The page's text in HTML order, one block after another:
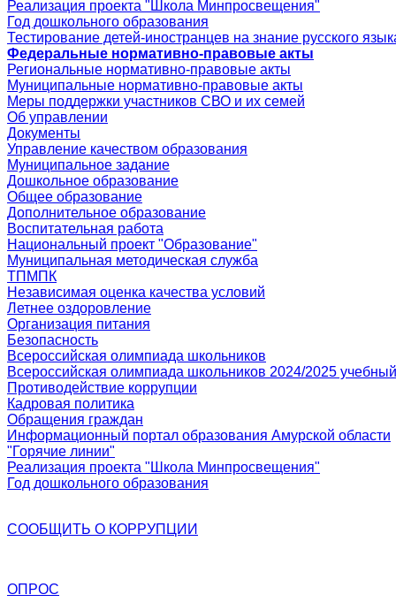
Реализация проекта "Школа Минпросвещения"
Год дошкольного образования
Тестирование детей-иностранцев на знание русского
Федеральные нормативно-правовые акты
Региональные нормативно-правовые акты
Муниципальные нормативно-правовые акты
Меры поддержки участников СВО и их семей
Об управлении
Документы
Управление качеством образования
Муниципальное задание
Дошкольное образование
Общее образование
Дополнительное образование
Воспитательная работа
Национальный проект "Образование"
Муниципальная методическая служба
ТПМПК
Независимая оценка качества условий
Летнее оздоровление
Организация питания
Безопасность
Всероссийская олимпиада школьников
Всероссийская олимпиада школьников 2024/2025
Противодействие коррупции
Кадровая политика
Обращения граждан
Информационный портал образования Амурской области
"Горячие линии"
Реализация проекта "Школа Минпросвещения"
Год дошкольного образования
СООБЩИТЬ О КОРРУПЦИИ
ОПРОС